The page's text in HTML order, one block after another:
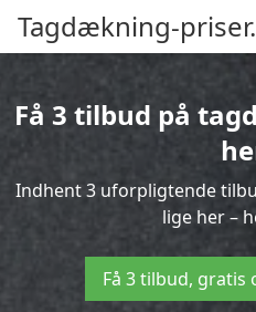
Tagdækning-
Få 3 tilbud på
Indhent 3 uforpligtende
lige her –
Få 3 tilbud,